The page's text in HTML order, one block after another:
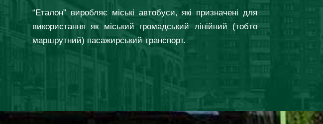
“Еталон” виробляє міські автобуси, які призначені для
використання як міський громадський лінійний (тобто
маршрутний) пасажирський транспорт.